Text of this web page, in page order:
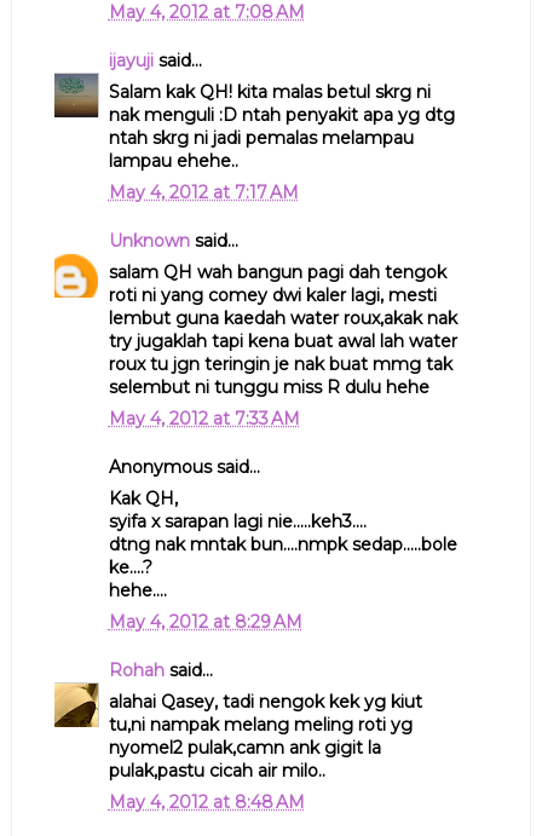
May 4, 2012 at 7:08 AM
ijayujisaid...
Salam kak QH! kita malas betul skrg ni
nak menguli :D ntah penyakit apa yg dtg
ntah skrg ni jadi pemalas melampau
lampau ehehe..
May 4, 2012 at 7:17 AM
Unknownsaid...
salam QH wah bangun pagi dah tengok
roti ni yang comey dwi kaler lagi, mesti
lembut guna kaedah water roux,akak nak
try jugaklah tapi kena buat awal lah water
roux tu jgn teringin je nak buat mmg tak
selembut ni tunggu miss R dulu hehe
May 4, 2012 at 7:33 AM
Anonymous said...
Kak QH,
syifa x sarapan lagi nie.....keh3....
dtng nak mntak bun....nmpk sedap.....bole
ke....?
hehe....
May 4, 2012 at 8:29 AM
Rohahsaid...
alahai Qasey, tadi nengok kek yg kiut
tu,ni nampak melang meling roti yg
nyomel2 pulak,camn ank gigit la
pulak,pastu cicah air milo..
May 4, 2012 at 8:48 AM